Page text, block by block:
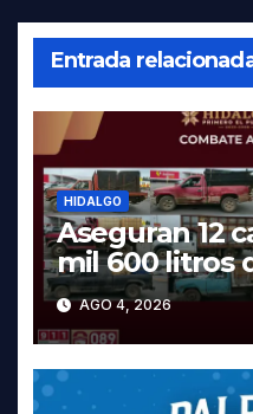
Entrada
HIDALGO
Aseguran 12
mil 600 litros
y dos
Tula
AGO 4, 2026